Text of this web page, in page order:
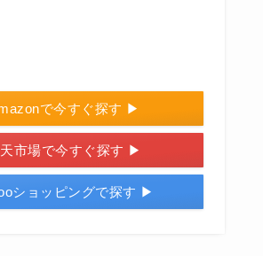
で今すぐ探す ▶
市場で今すぐ探す ▶
ショッピングで探す ▶